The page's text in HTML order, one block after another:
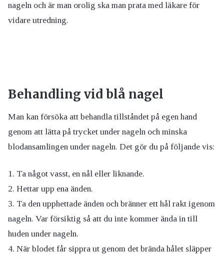
nageln och är man orolig ska man prata med läkare för
vidare utredning.
Behandling vid blå nagel
Man kan försöka att behandla tillståndet på egen hand
genom att lätta på trycket under nageln och minska
blodansamlingen under nageln. Det gör du på följande vis:
Ta något vasst, en nål eller liknande.
Hettar upp ena änden.
Ta den upphettade änden och bränner ett hål rakt igenom
nageln. Var försiktig så att du inte kommer ända in till
huden under nageln.
När blodet får sippra ut genom det brända hålet släpper